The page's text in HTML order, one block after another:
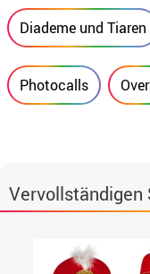
Diademe und Tiaren
Photocalls
Vervollständigen